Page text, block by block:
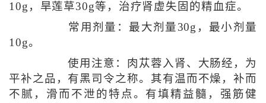
10g，旱莲草30g等，治疗肾虚失固的精血症。
常用剂量：最大剂量30g，最小剂量
10g。
使用注意：肉苁蓉入肾、大肠经，为
平补之品，有黑司令之称。其有温而不燥，补而
不腻，滑而不泄的特点。有填精益髓，强筋健